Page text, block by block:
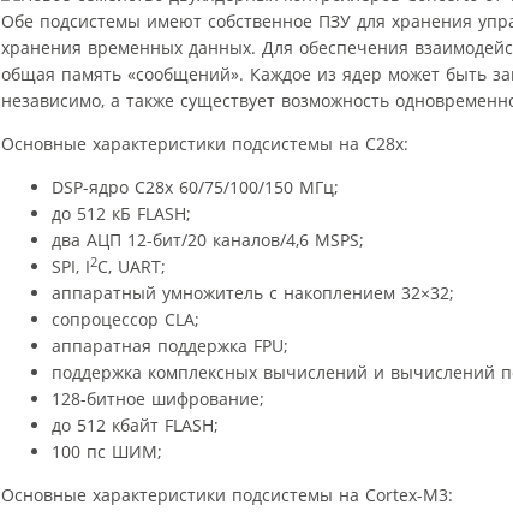
Обе подсистемы имеют собственное ПЗУ для хранения
хранения временных данных. Для обеспечения
общая память «сообщений». Каждое из ядер может быть
независимо, а также существует возможность
Основные характеристики подсистемы на C28x:
DSP-ядро C28x 60/75/100/150 МГц;
до 512 кБ FLASH;
два АЦП 12-бит/20 каналов/4,6 MSPS;
SPI, I2C, UART;
аппаратный умножитель с накоплением 32×32;
сопроцессор CLA;
аппаратная поддержка FPU;
поддержка комплексных вычислений и вычислений
128-битное шифрование;
до 512 кбайт FLASH;
100 пс ШИМ;
Основные характеристики подсистемы на Cortex-M3: